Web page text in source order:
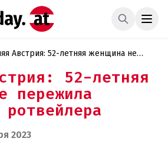
Австрия: 52-летняя женщина не
52-летняя
пережила
2023